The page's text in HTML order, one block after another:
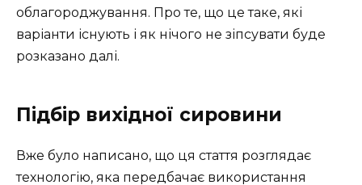
облагороджування. Про те, що це таке, які
варіанти існують і як нічого не зіпсувати буде
розказано далі.
Підбір вихідної сировини
Вже було написано, що ця стаття розглядає
технологію, яка передбачає використання